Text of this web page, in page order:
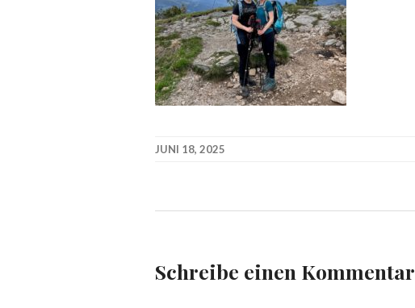
JUNI 18, 2025
Schreibe einen Kommentar